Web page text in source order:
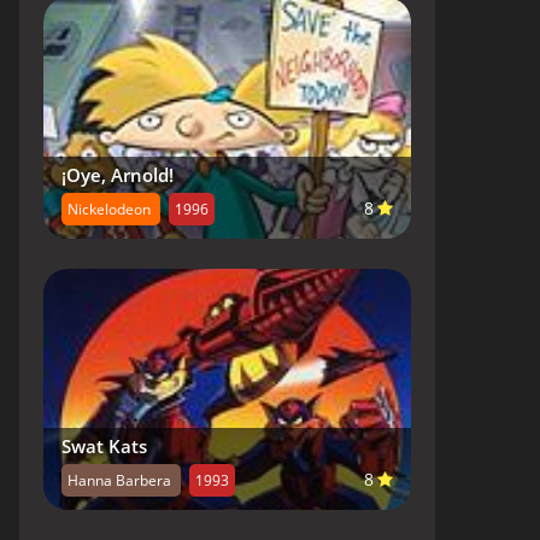
¡Oye, Arnold!
Nickelodeon 1996 8
Swat Kats
Hanna Barbera 1993 8